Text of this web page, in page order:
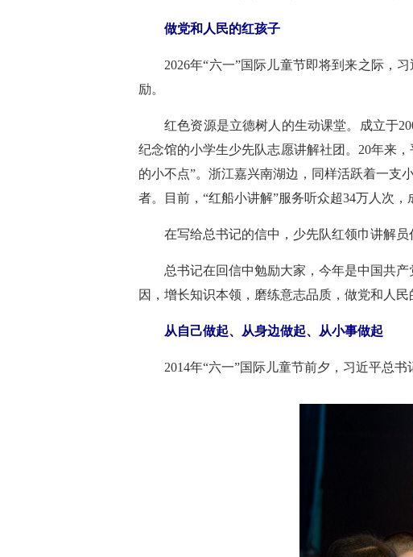
做党和人民的红孩子
2026年“六一”国际儿童节即将到来之际，
励。
红色资源是立德树人的生动课堂。成立于
纪念馆的小学生少先队志愿讲解社团。20年来
的小不点”。浙江嘉兴南湖边，同样活跃着一支
者。目前，“红船小讲解”服务听众超34万人次，
在写给总书记的信中，少先队红领巾讲解
总书记在回信中勉励大家，今年是中国共
因，增长知识本领，磨练意志品质，做党和人
从自己做起、从身边做起、从小事做起
2014年“六一”国际儿童节前夕，习近平总